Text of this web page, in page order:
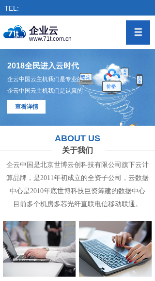
TEL:
企业云
www.71t.com.cn
2018全民进入云时代
企云中国云主机我们是专业的
企云中国云主机我们是认真的
查看详情
ABOUT US
关于我们
企云中国是北京世博云创科技有限公司旗下云计
算品牌，是2011年初成立的全资子公司， 云数据
中心是2010年底世博科技巨资筹建的数据中心
目前多个机房多芯光纤直联电信移动联通。